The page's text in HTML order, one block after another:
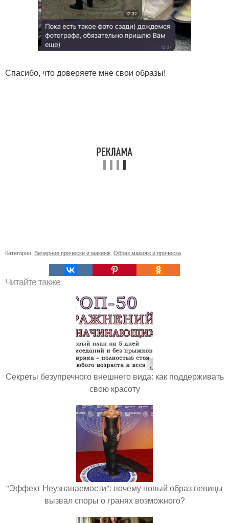
Спасибо, что доверяете мне свои образы!
Категории: Вечерние прически и макияж Образ макияж и прическа
Читайте также
Секреты безупречного внешнего вида: как поддерживать
свою красоту
"Эффект Неузнаваемости": почему новый образ певицы
вызвал споры о гранях возможного?